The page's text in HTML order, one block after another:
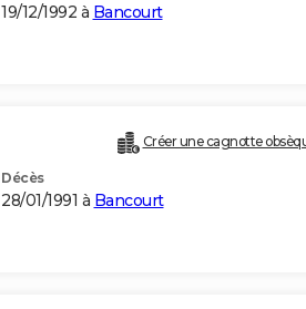
19/12/1992 à Bancourt
Créer une cagnotte
Décès
28/01/1991 à Bancourt